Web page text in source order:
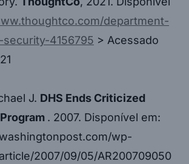
department-
4156795 > Acessado
J. DHS Ends Criticized
. 2007. Disponível em:
wp-
2007/09/05/AR200709050